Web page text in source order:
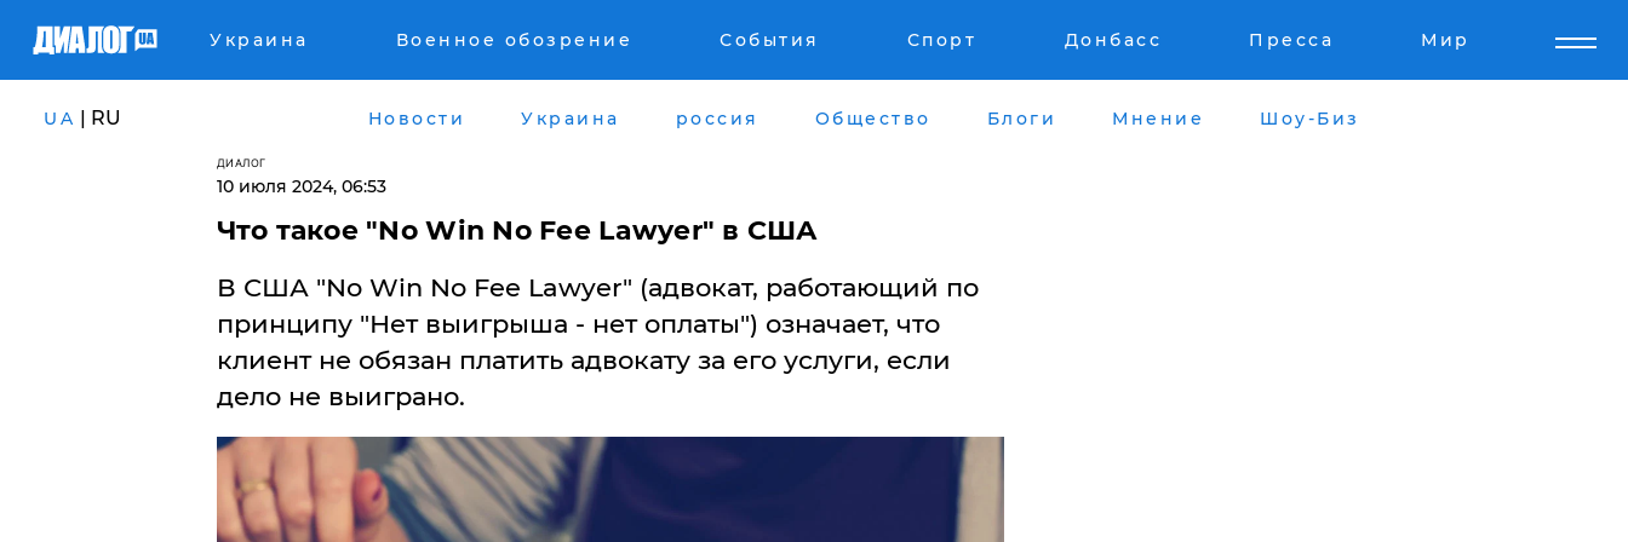
Украина Военное обозрение События Спорт Донбасс Пресса Мир
UA | RU Новости Украина россия Общество Блоги Мнение Шоу-Биз
ДИАЛОГ
10 июля 2024, 06:53
Что такое "No Win No Fee Lawyer" в США
В США "No Win No Fee Lawyer" (адвокат, работающий по
принципу "Нет выигрыша - нет оплаты") означает, что
клиент не обязан платить адвокату за его услуги, если
дело не выиграно.